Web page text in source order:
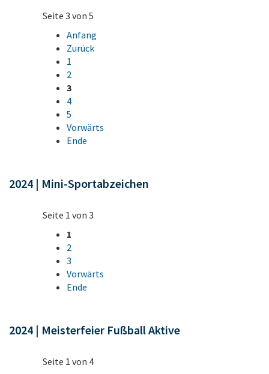
Seite 3 von 5
Anfang
Zurück
1
2
3
4
5
Vorwärts
Ende
2024 | Mini-Sportabzeichen
Seite 1 von 3
1
2
3
Vorwärts
Ende
2024 | Meisterfeier Fußball Aktive
Seite 1 von 4